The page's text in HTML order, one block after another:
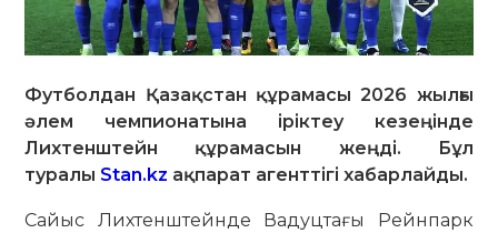
Футболдан Қазақстан құрамасы 2026 жылғы
әлем чемпионатына іріктеу кезеңінде
Лихтенштейн құрамасын жеңді. Бұл
туралы Stan.kz ақпарат агенттігі хабарлайды.
Сайыс Лихтенштейнде Вадуцтағы Рейнпарк